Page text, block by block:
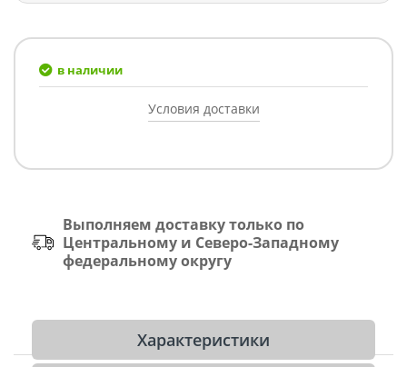
в наличии
Условия доставки
Выполняем доставку только по
Центральному и Северо-Западному
федеральному округу
Характеристики